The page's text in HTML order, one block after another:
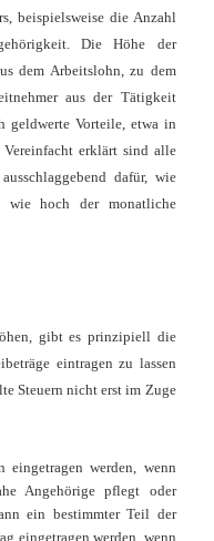
beispielsweise die Anzahl
Die Höhe der
dem Arbeitslohn, zu dem
aus der Tätigkeit
geldwerte Vorteile, etwa in
Vereinfacht erklärt sind alle
dafür, wie
wie hoch der monatliche
gibt es prinzipiell die
eintragen zu lassen
Steuern nicht erst im Zuge
eingetragen werden, wenn
Angehörige pflegt oder
ein bestimmter Teil der
eingetragen werden, wenn